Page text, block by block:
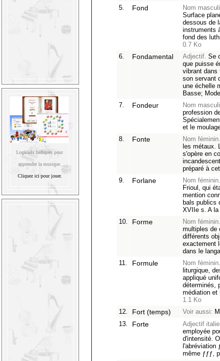
Logiciels ludiques pour
apprendre la musique.
Cliquez ici pour jouer.
5.
Fond
Nom
Surface
dessous de
instruments
fond des
0.7 Ko
6.
Fondamental Adjectif. Se
que puisse
vibrant dans
son servant
une échelle
Basse; Mode
7.
Fondeur
Nom
profession
et le
8.
Fonte
Nom féminin.
les métaux.
s'opère en
préparé à
9.
Forlane
Nom féminin.
Frioul, qui
mention
bals publics
XVIIe s. A
10.
Forme
Nom féminin.
multiples de
différents
exactement
dans le
11.
Formule
Nom féminin.
liturgique,
appliqué
déterminés,
médiation
1.1 Ko
12.
Fort (temps) Voir aussi:
13.
Forte
Adjectif
employée
d'intensité.
l'abréviation
même ƒƒƒ,